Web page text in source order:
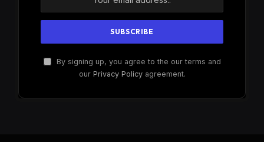
By signing up, you agree to the our terms and
our Privacy Policyagreement.